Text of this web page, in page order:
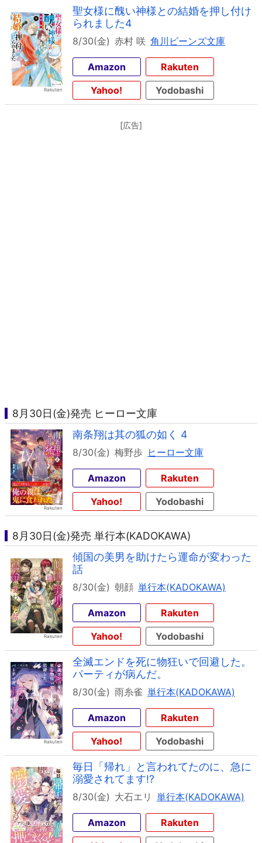
聖女様に醜い神様との結婚を押し付け
られました4
8/30(金) 赤村 咲 角川ビーンズ文庫
Amazon
Rakuten
Yahoo!
Yodobashi
[広告]
8月30日(金)発売 ヒーロー文庫
南条翔は其の狐の如く 4
8/30(金) 梅野歩 ヒーロー文庫
Amazon
Rakuten
Yahoo!
Yodobashi
8月30日(金)発売 単行本(KADOKAWA)
傾国の美男を助けたら運命が変わった
話
8/30(金) 朝顔 単行本(KADOKAWA)
Amazon
Rakuten
Yahoo!
Yodobashi
全滅エンドを死に物狂いで回避した。
パーティが病んだ。
8/30(金) 雨糸雀 単行本(KADOKAWA)
Amazon
Rakuten
Yahoo!
Yodobashi
毎日「帰れ」と言われてたのに、急に
溺愛されてます!?
8/30(金) 大石エリ 単行本(KADOKAWA)
Amazon
Rakuten